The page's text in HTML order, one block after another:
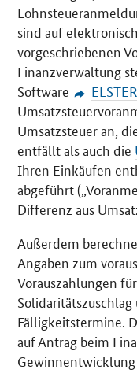
sind auf
vorgeschriebenen
Finanzverwaltung
Software
ELSTER
Umsatzsteuer an,
entfällt als auch die
Ihren Einkäufen
abgeführt
Differenz aus
Außerdem
Angaben zum
Vorauszahlungen
Fälligkeitstermine.
auf Antrag beim
Gewinnentwicklung